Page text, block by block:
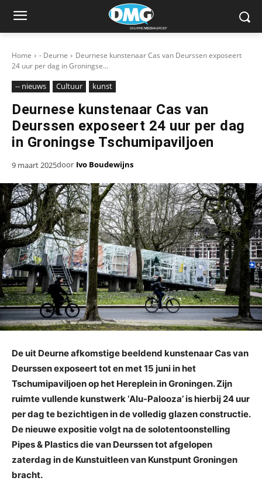
Home - Deurne
Deurnese kunstenaar Cas van Deurssen exposeert
24 uur per dag in Groningse...
-- nieuws Cultuur kunst
Deurnese kunstenaar Cas van
Deurssen exposeert 24 uur per dag
in Groningse Tschumipaviljoen
9 maart 2025door Ivo Boudewijns
De uit Deurne afkomstige beeldend kunstenaar Cas van
Deurssen exposeert tot en met 15 juni in het
Tschumipaviljoen op het Hereplein in Groningen. Zijn
ruimte vullende kunstwerk ‘Alu-Palooza’ is hierbij 24 uur
per dag te bezichtigen in de volledig glazen constructie.
De nieuwe expositie volgt na de solotentoonstelling
Pipes & Plastics die van Deurssen tot afgelopen
zaterdag in de Kunstuitleen van Kunstpunt Groningen
bracht.